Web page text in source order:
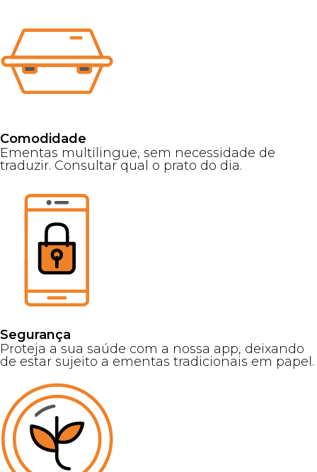
Comodidade
Ementas multilingue, sem necessidade de
traduzir. Consultar qual o prato do dia.
Segurança
Proteja a sua saúde com a nossa app, deixando
de estar sujeito a ementas tradicionais em papel.